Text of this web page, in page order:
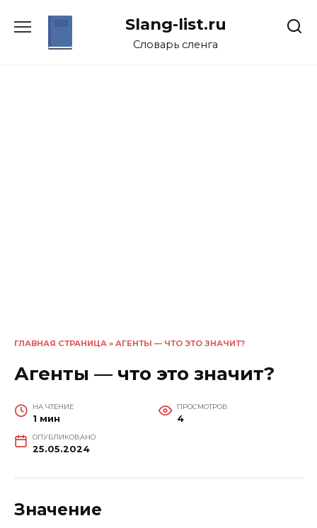
Slang-list.ru
Словарь сленга
ГЛАВНАЯ СТРАНИЦА » АГЕНТЫ — ЧТО ЭТО ЗНАЧИТ?
Агенты — что это значит?
НА ЧТЕНИЕ
1 мин
ПРОСМОТРОВ
4
ОПУБЛИКОВАНО
25.05.2024
Значение